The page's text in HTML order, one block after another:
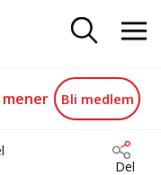
mener Bli medlem
Del